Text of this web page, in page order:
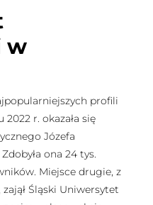
w
profili
r. okazała się
Józefa
ona 24 tys.
Miejsce drugie, z
Śląski Uniwersytet